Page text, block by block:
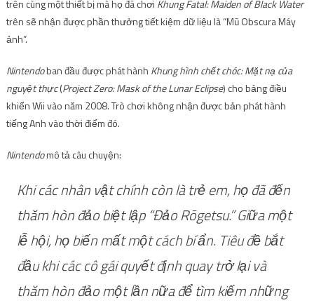
trên cùng một thiết bị mà họ đã chơi Khung Fatal: Maiden of Black Water
trên sẽ nhận được phần thưởng tiết kiệm dữ liệu là “Mũ Obscura Máy
ảnh”.
Nintendoban đầu được phát hành Khung hình chết chóc: Mặt nạ của
nguyệt thực(Project Zero: Mask of the Lunar Eclipse) cho bảng điều
khiển Wii vào năm 2008. Trò chơi không nhận được bản phát hành
tiếng Anh vào thời điểm đó.
Nintendomô tả câu chuyện:
Khi các nhân vật chính còn là trẻ em, họ đã đến
thăm hòn đảo biệt lập “Đảo Rōgetsu.” Giữa một
lễ hội, họ biến mất một cách bí ẩn. Tiêu đề bắt
đầu khi các cô gái quyết định quay trở lại và
thăm hòn đảo một lần nữa để tìm kiếm những